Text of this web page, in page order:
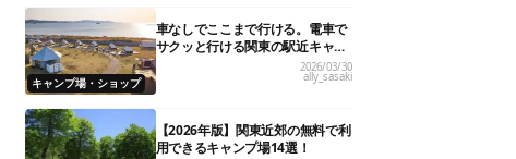
キャンプ場・ショップ
車なしでここまで行ける。電車で
サクッと行ける関東の駅近キャン
プ場18選
2026/03/30
ally_sasaki
【2026年版】関東近郊の無料で利
用できるキャンプ場14選！